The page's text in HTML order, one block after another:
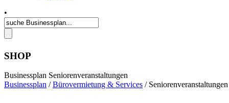
•
SHOP
Businessplan Seniorenveranstaltungen
Businessplan /Bürovermietung & Services / Seniorenveranstaltungen